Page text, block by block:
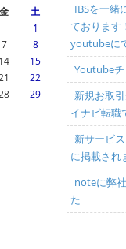
金 土
1
7
8
14
15
22
29
IBSを一緒
ております
youtubeに
Youtube
新規お取
イナビ転職
新サービ
に掲載され
noteに弊
た